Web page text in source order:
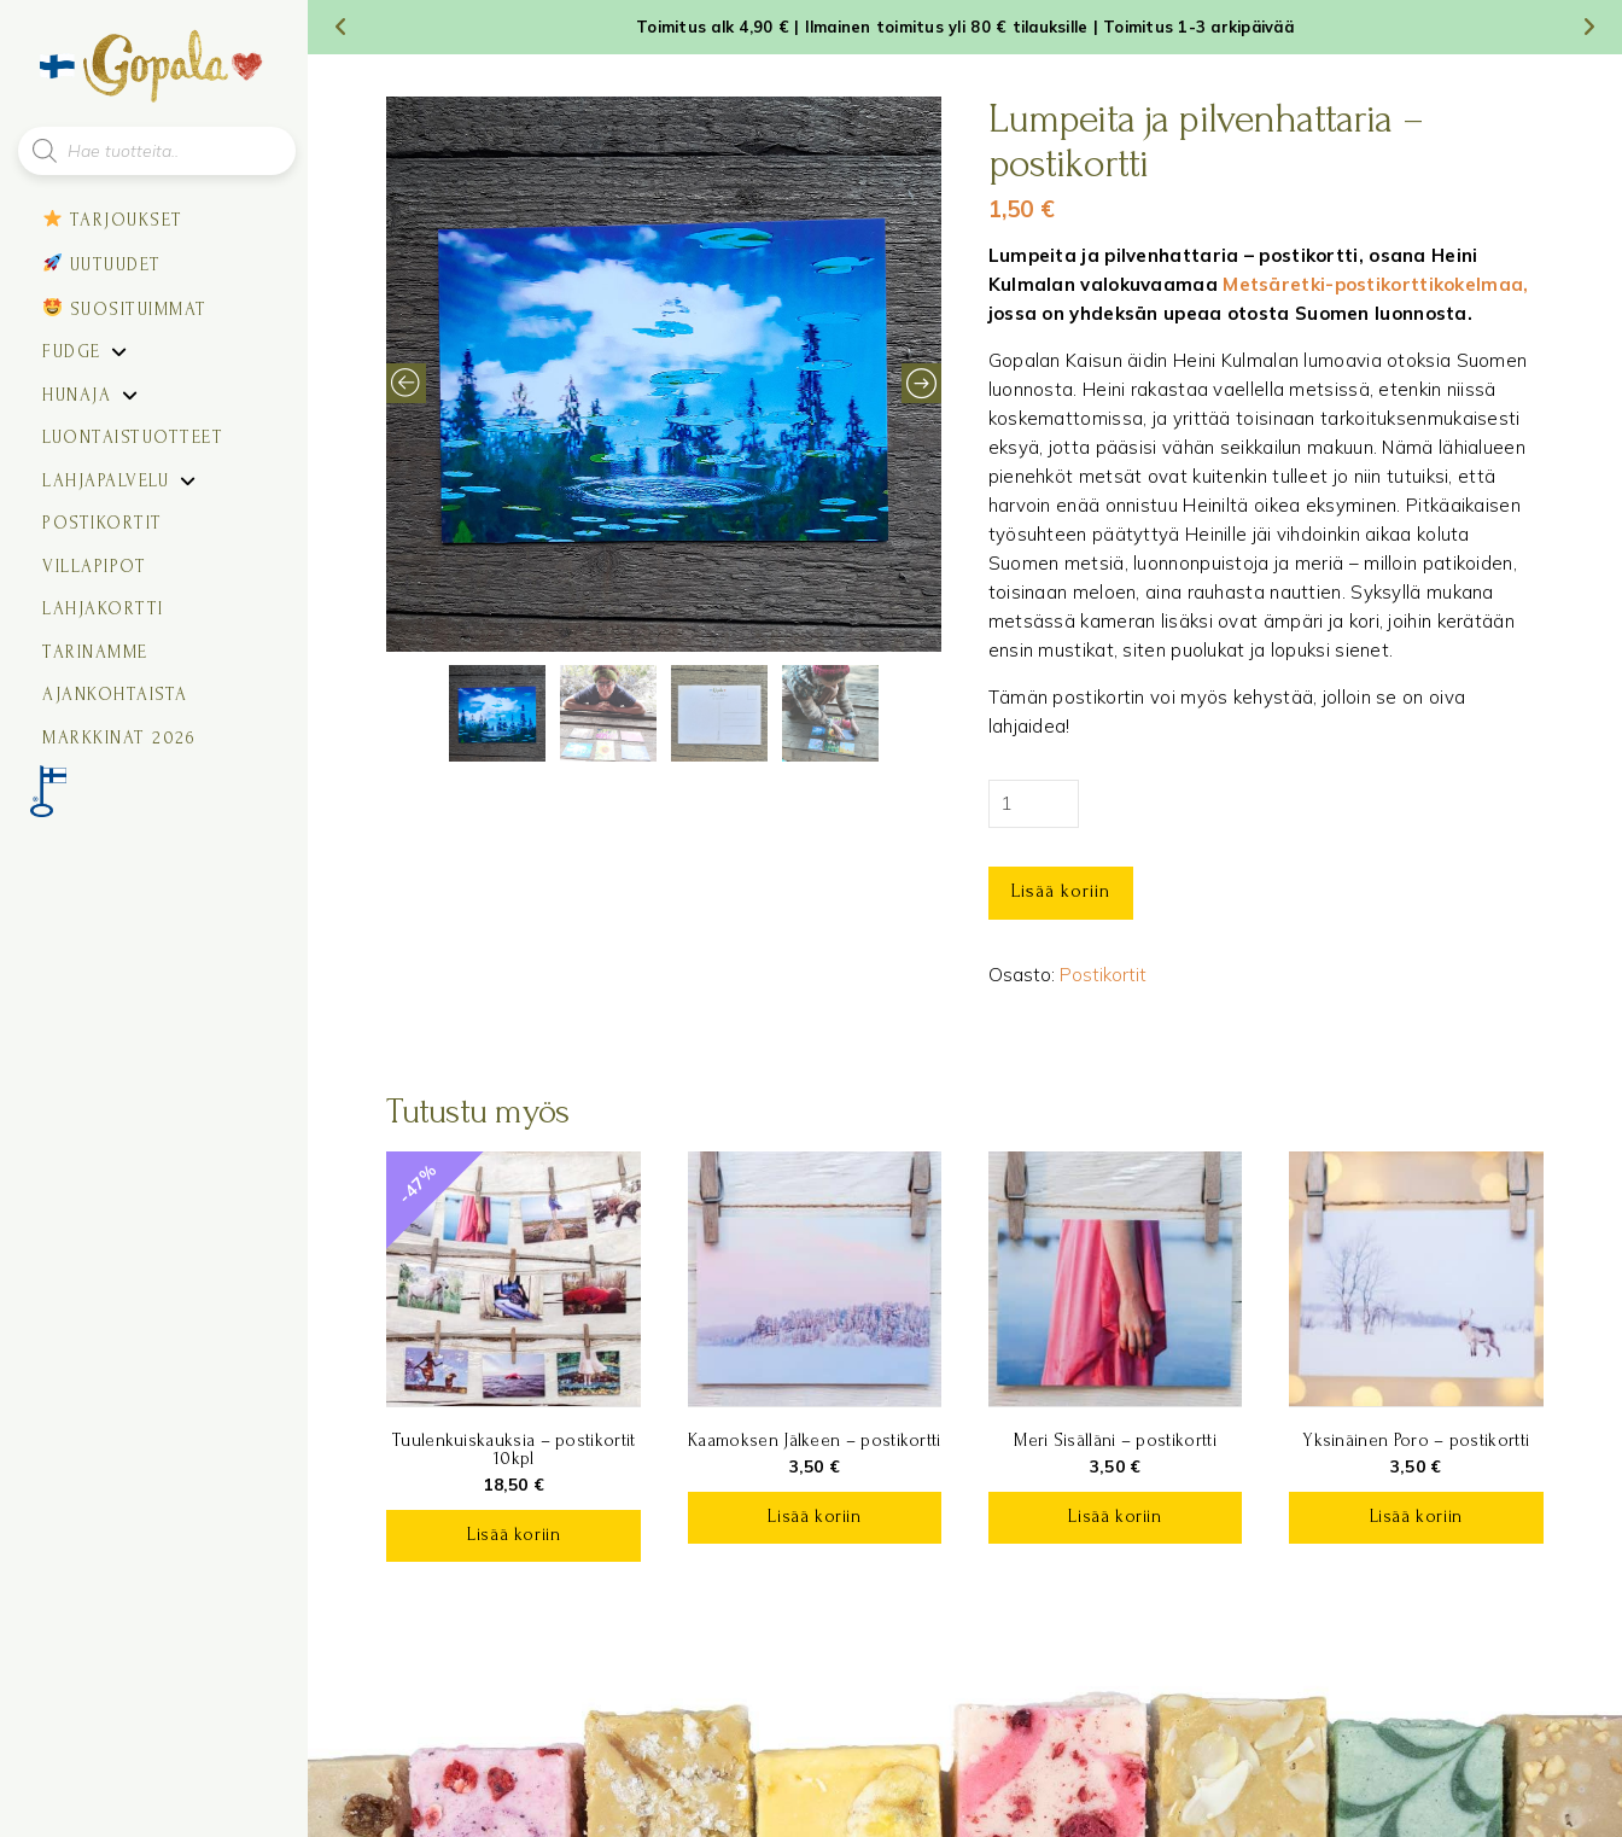
Toimitus alk 4,90 € | Ilmainen toimitus yli 80 € tilauksille | Toimitus 1-3 arkipäivää
Products
search
TARJOUKSET
UUTUUDET
SUOSITUIMMAT
FUDGE
HUNAJA
LUONTAISTUOTTEET
LAHJAPALVELU
POSTIKORTIT
VILLAPIPOT
LAHJAKORTTI
TARINAMME
AJANKOHTAISTA
MARKKINAT 2026
Lumpeita ja pilvenhattaria –
postikortti
1,50 €
Lumpeita ja pilvenhattaria – postikortti, osana Heini
Kulmalan valokuvaamaa Metsäretki-postikorttikokelmaa,
jossa on yhdeksän upeaa otosta Suomen luonnosta.
Gopalan Kaisun äidin Heini Kulmalan lumoavia otoksia Suomen
luonnosta. Heini rakastaa vaellella metsissä, etenkin niissä
koskemattomissa, ja yrittää toisinaan tarkoituksenmukaisesti
eksyä, jotta pääsisi vähän seikkailun makuun. Nämä lähialueen
pienehköt metsät ovat kuitenkin tulleet jo niin tutuiksi, että
harvoin enää onnistuu Heiniltä oikea eksyminen. Pitkäaikaisen
työsuhteen päätyttyä Heinille jäi vihdoinkin aikaa koluta
Suomen metsiä, luonnonpuistoja ja meriä – milloin patikoiden,
toisinaan meloen, aina rauhasta nauttien. Syksyllä mukana
metsässä kameran lisäksi ovat ämpäri ja kori, joihin kerätään
ensin mustikat, siten puolukat ja lopuksi sienet.
Tämän postikortin voi myös kehystää, jolloin se on oiva
lahjaidea!
Lumpeita
ja
postikortti
Lisää koriin
Osasto: Postikortit
Tutustu myös
-47%
Tuulenkuiskauksia – postikortit
10kpl
18,50 €
Lisää koriin
Kaamoksen Jälkeen – postikortti
3,50 €
Lisää koriin
Meri Sisälläni – postikortti
3,50 €
Lisää koriin
Yksinäinen Poro – postikortti
3,50 €
Lisää koriin